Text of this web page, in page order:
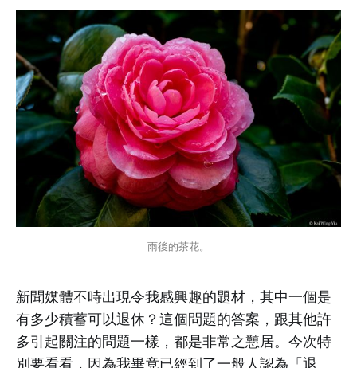
雨後的茶花。
新聞媒體不時出現令我感興趣的題材，其中一個是
有多少積蓄可以退休？這個問題的答案，跟其他許
多引起關注的問題一樣，都是非常之戅居。今次特
別要看看，因為我畢竟已經到了一般人認為「退